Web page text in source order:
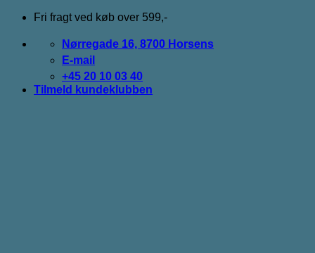
Fortsæt
indhold
Fri fragt ved køb over 599,-
Nørregade 16, 8700 Horsens
E-mail
+45 20 10 03 40
Tilmeld kundeklubben